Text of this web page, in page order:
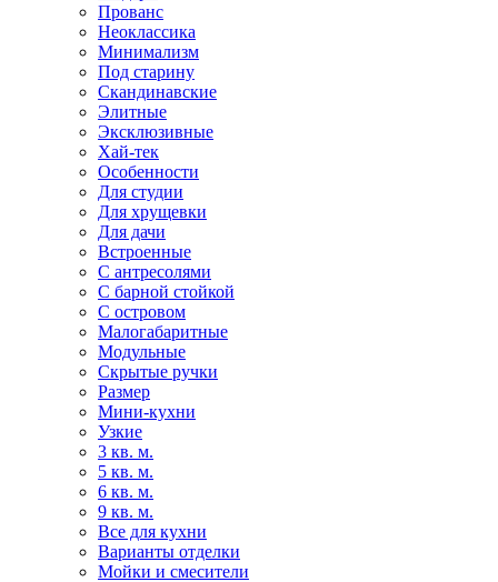
Прованс
Неоклассика
Минимализм
Под старину
Скандинавские
Элитные
Эксклюзивные
Хай-тек
Особенности
Для студии
Для хрущевки
Для дачи
Встроенные
С антресолями
С барной стойкой
С островом
Малогабаритные
Модульные
Скрытые ручки
Размер
Мини-кухни
Узкие
3 кв. м.
5 кв. м.
6 кв. м.
9 кв. м.
Все для кухни
Варианты отделки
Мойки и смесители